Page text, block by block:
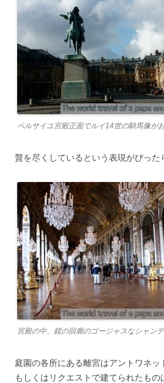
ベルサイユ宮殿正面でルイ14世の騎馬像が
贅を尽くしているという表現がぴった
宮殿の中、鏡の回廊のゴージャスなシャン
庭園の各所にある離宮はアントワネッ
もしくはリクエストで建てられたもの